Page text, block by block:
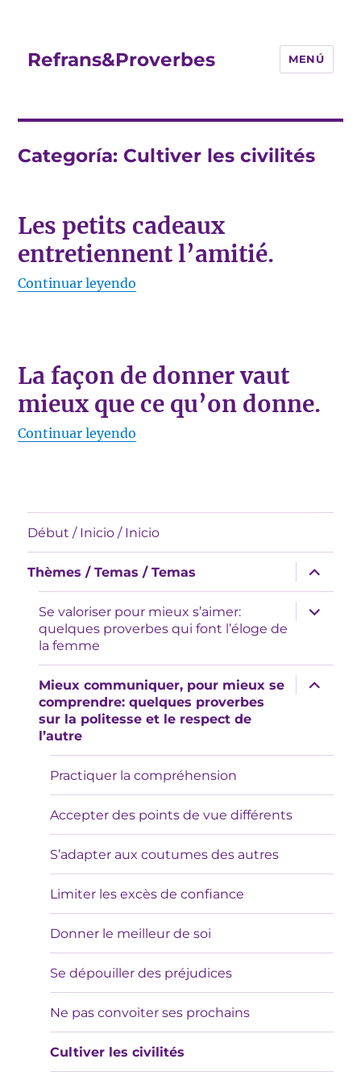
Refrans&Proverbes MENÚ
Categoría: Cultiver les civilités
Les petits cadeaux
entretiennent l’amitié.
Continuar leyendo
La façon de donner vaut
mieux que ce qu’on donne.
Continuar leyendo
Début / Inicio / Inicio
Thèmes / Temas / Temas
expande
el
menú
inferior
Se valoriser pour mieux s’aimer:
quelques proverbes qui font l’éloge de
la femme
expande
el
Mieux communiquer, pour mieux se
comprendre: quelques proverbes
sur la politesse et le respect de
l’autre
expande
el
Practiquer la compréhension
Accepter des points de vue différents
S’adapter aux coutumes des autres
Limiter les excès de confiance
Donner le meilleur de soi
Se dépouiller des préjudices
Ne pas convoiter ses prochains
Cultiver les civilités